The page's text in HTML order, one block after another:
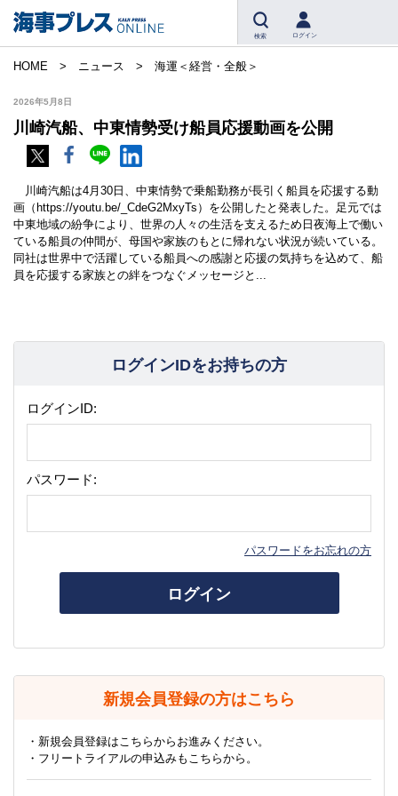
検索 ログイン
HOME ニュース 海運＜経営・全般＞
2026年5月8日
川崎汽船、中東情勢受け船員応援動画を公開
川崎汽船は4月30日、中東情勢で乗船勤務が長引く船員を応援する動
画（https://youtu.be/_CdeG2MxyTs）を公開したと発表した。足元では
中東地域の紛争により、世界の人々の生活を支えるため日夜海上で働い
ている船員の仲間が、母国や家族のもとに帰れない状況が続いている。
同社は世界中で活躍している船員への感謝と応援の気持ちを込めて、船
員を応援する家族との絆をつなぐメッセージと...
ログインIDをお持ちの方
ログインID:
パスワード:
パスワードをお忘れの方
ログイン
新規会員登録の方はこちら
・新規会員登録はこちらからお進みください。
・フリートライアルの申込みもこちらから。